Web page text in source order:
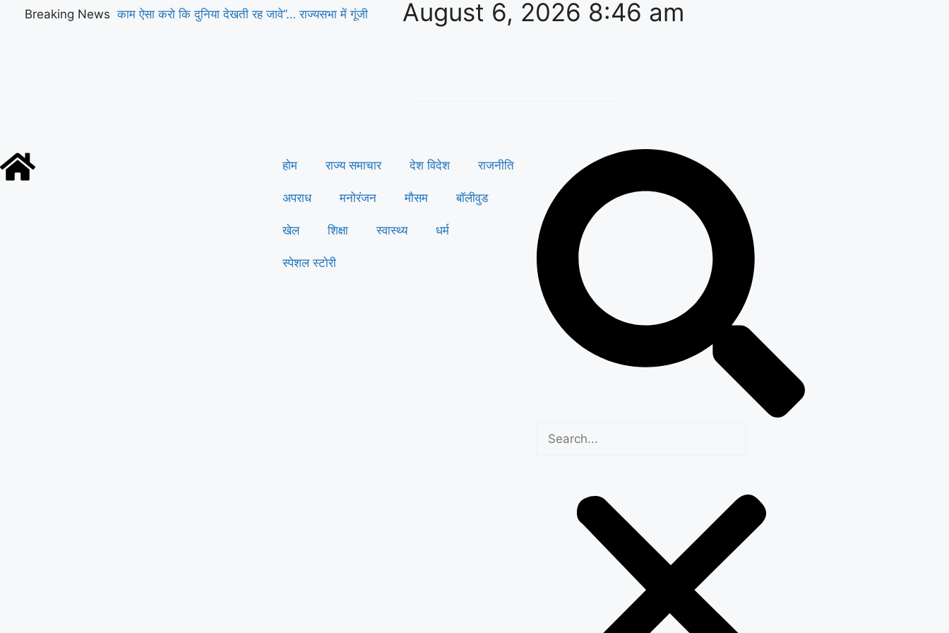
Breaking News काम ऐसा करो कि दुनिया देखती रह जावे”… राज्यसभा में गूंजी
August 6, 2026 8:46 am
होम राज्य समाचार देश विदेश राजनीति
अपराध मनोरंजन मौसम बॉलीवुड
खेल शिक्षा स्वास्थ्य धर्म
स्पेशल स्टोरी